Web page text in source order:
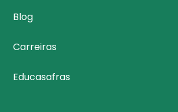
Blog
Carreiras
Educasafras